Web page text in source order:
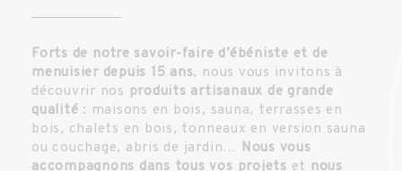
Forts de notre savoir-faire d’ébéniste et de
menuisier depuis 15 ans, nous vous invitons à
découvrir nos produits artisanaux de grande
qualité : maisons en bois, sauna, terrasses en
bois, chalets en bois, tonneaux en version sauna
ou couchage, abris de jardin… Nous vous
accompagnons dans tous vos projets et nous